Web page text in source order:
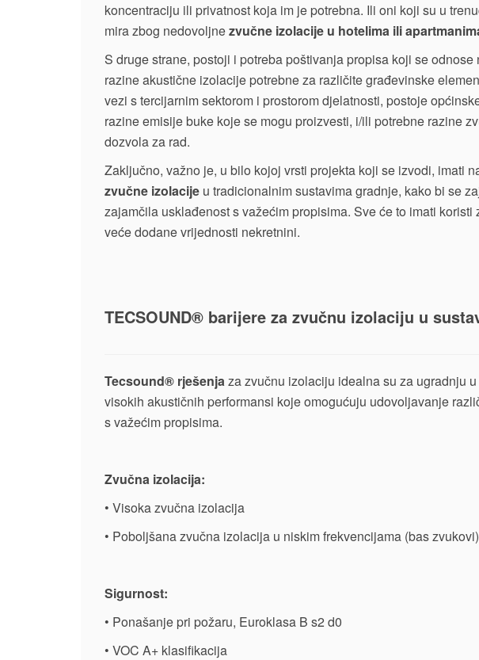
koncentraciju ili privatnost koja im je potrebna. Ili oni koji su u
mira zbog nedovoljnezvučne izolacije u hotelima ili
S druge strane, postoji i potreba poštivanja propisa koji se odnose
razine akustične izolacije potrebne za različite građevinske
vezi s tercijarnim sektorom i prostorom djelatnosti, postoje
razine emisije buke koje se mogu proizvesti, i/ili potrebne razine
dozvola za rad.
Zaključno, važno je, u bilo kojoj vrsti projekta koji se izvodi, imati
zvučne izolacije u tradicionalnim sustavima gradnje, kako bi se
zajamčila usklađenost s važećim propisima. Sve će to imati
veće dodane vrijednosti nekretnini.
TECSOUND® barijere za zvučnu izolaciju u
Tecsound® rješenjaza zvučnu izolaciju idealna su za ugradnju
visokih akustičnih performansi koje omogućuju udovoljavanje
s važećim propisima.
Zvučna izolacija:
• Visoka zvučna izolacija
• Poboljšana zvučna izolacija u niskim frekvencijama (bas
Sigurnost:
• Ponašanje pri požaru, Euroklasa B s2 d0
• VOC A+ klasifikacija